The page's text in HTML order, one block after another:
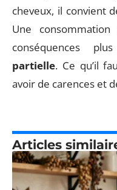
cheveux, il convient
Une
conséquences
partielle. Ce qu’il
avoir de carences et
Articles